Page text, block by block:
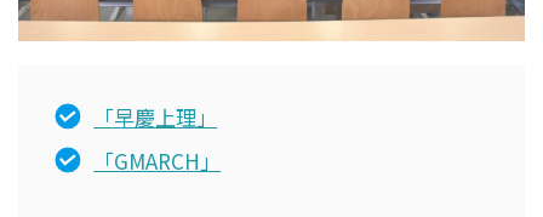
「早慶上理」
「GMARCH」